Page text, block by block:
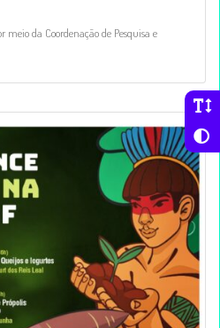
meio da Coordenação de Pesquisa e